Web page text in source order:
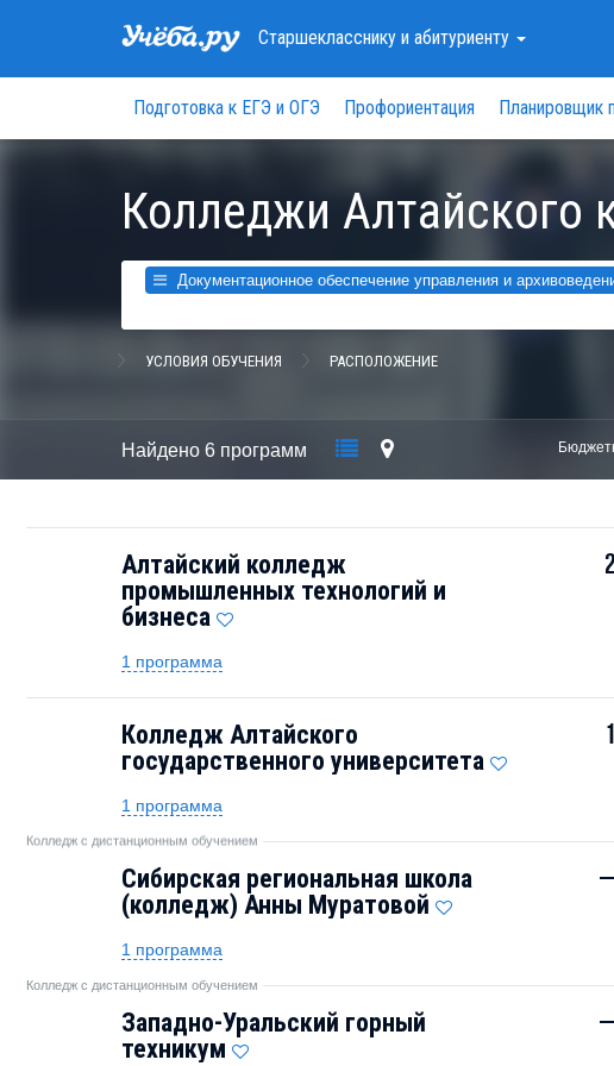
Старшеклассникуи абитуриенту
Подготовка к ЕГЭ и ОГЭ Профориентация Планировщик
Колледжи Алтайского
Документационное обеспечение управления и
УСЛОВИЯ ОБУЧЕНИЯ РАСПОЛОЖЕНИЕ
Найдено 6 программ
Алтайский колледж
промышленных технологий и
бизнеса
1 программа
Колледж Алтайского
государственного университета
1 программа
Колледж с дистанционным обучением
Сибирская региональная школа
(колледж) Анны Муратовой
1 программа
Колледж с дистанционным обучением
Западно-Уральский горный
техникум